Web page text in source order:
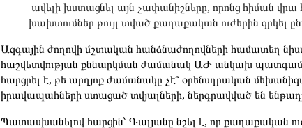
ավելի խստացնել այն չափանիշները, որոնց հիման
խախտումներ թույլ տված քաղաքական ուժերին զրկել
Ազգային ժողովի մշտական հանձնաժողովների համատեղ
հաշվետվության քննարկման ժամանակ ԱԺ անկախ
հարցրել է, թե արդյոք ժամանակը չէ՞ օրենսդրական
իրավապահների ստացած տվյալների, ներգրավված են
Պատասխանելով հարցին՝ Գալյանը նշել է, որ քաղաքական